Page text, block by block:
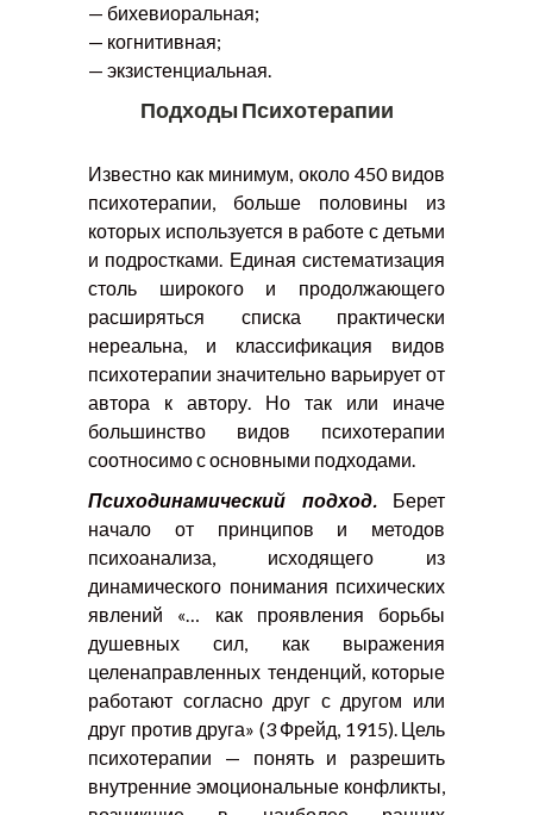
— бихевиоральная;
— когнитивная;
— экзистенциальная.
Подходы Психотерапии
Известно как минимум, около 450 видов
психотерапии, больше половины из
которых используется в работе с детьми
и подростками. Единая систематизация
столь широкого и продолжающего
расширяться списка практически
нереальна, и классификация видов
психотерапии значительно варьирует от
автора к автору. Но так или иначе
большинство видов психотерапии
соотносимо с основными подходами.
Психодинамический подход. Берет
начало от принципов и методов
психоанализа, исходящего из
динамического понимания психических
явлений «… как проявления борьбы
душевных сил, как выражения
целенаправленных тенденций, которые
работают согласно друг с другом или
друг против друга» (3 Фрейд, 1915). Цель
психотерапии — понять и разрешить
внутренние эмоциональные конфликты,